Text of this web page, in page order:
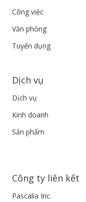
Công việc
Văn phòng
Tuyển dụng
Dịch vụ
Dịch vụ
Kinh doanh
Sản phẩm
Công ty liên kết
Pascalia Inc.